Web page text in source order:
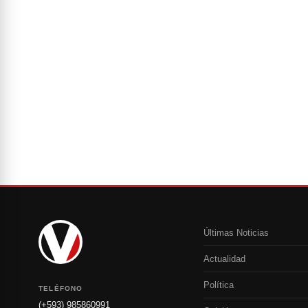
TELÉFONO
(+593) 985860991
Últimas Noticias
Actualidad
Política